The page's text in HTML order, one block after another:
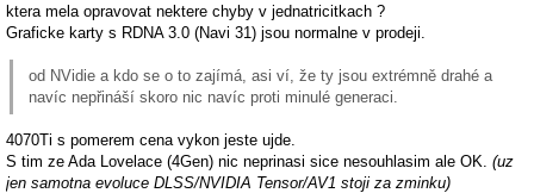
ktera mela opravovat nektere chyby v jednatricitkach ?
Graficke karty s RDNA 3.0 (Navi 31) jsou normalne v prodeji.
od NVidie a kdo se o to zajímá, asi ví, že ty jsou extrémně drahé a
navíc nepřináší skoro nic navíc proti minulé generaci.
4070Ti s pomerem cena vykon jeste ujde.
S tim ze Ada Lovelace (4Gen) nic neprinasi sice nesouhlasim ale OK. (uz
jen samotna evoluce DLSS/NVIDIA Tensor/AV1 stoji za zminku)